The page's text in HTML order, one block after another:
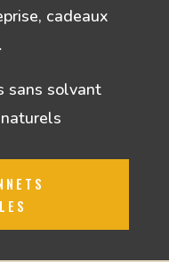
cadeaux
sans solvant